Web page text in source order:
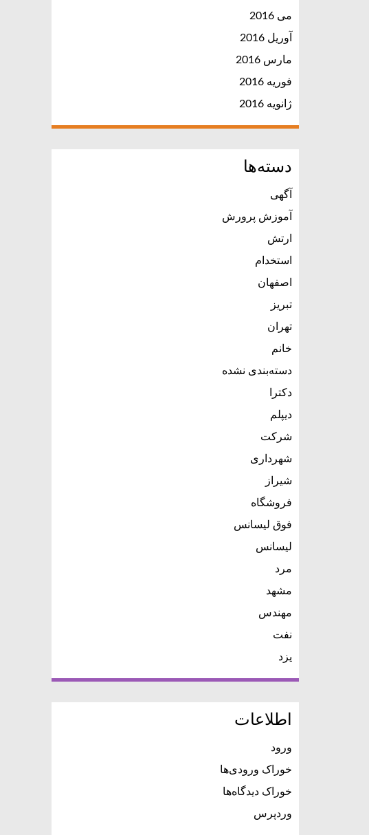
می 2016
آوریل 2016
مارس 2016
فوریه 2016
ژانویه 2016
دسته‌ها
آگهی
آموزش پرورش
ارتش
استخدام
اصفهان
تبریز
تهران
خانم
دسته‌بندی نشده
دکترا
دیپلم
شرکت
شهرداری
شیراز
فروشگاه
فوق لیسانس
لیسانس
مرد
مشهد
مهندس
نفت
یزد
اطلاعات
ورود
خوراک ورودی‌ها
خوراک دیدگاه‌ها
وردپرس